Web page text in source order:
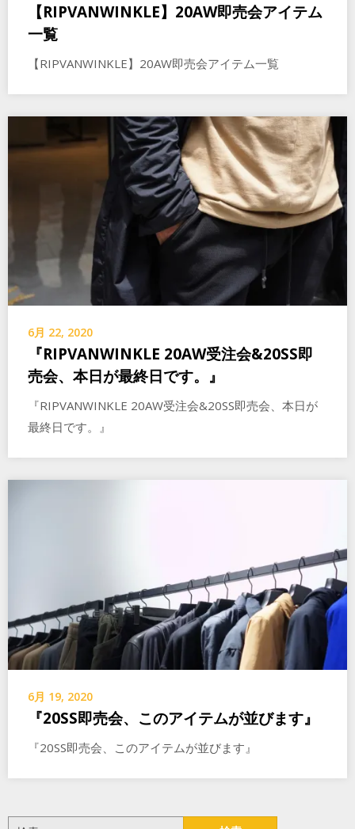
【RIPVANWINKLE】20AW即売会アイテム
一覧
【RIPVANWINKLE】20AW即売会アイテム一覧
6月 22, 2020
『RIPVANWINKLE 20AW受注会&20SS即
売会、本日が最終日です。』
『RIPVANWINKLE 20AW受注会&20SS即売会、本日が
最終日です。』
6月 19, 2020
『20SS即売会、このアイテムが並びます』
『20SS即売会、このアイテムが並びます』